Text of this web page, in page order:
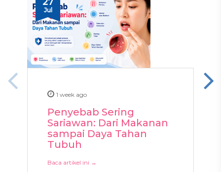
27
Jul
1 week ago
Penyebab Sering
Sariawan: Dari Makanan
sampai Daya Tahan
Tubuh
Baca artikel ini →